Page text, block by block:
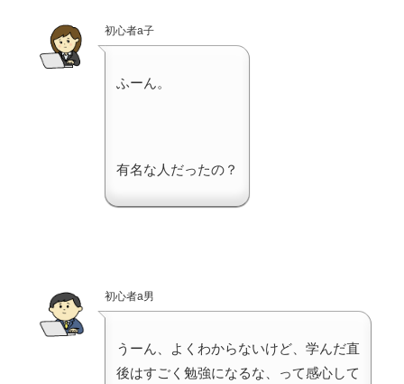
初心者a子
ふーん。
有名な人だったの？
初心者a男
うーん、よくわからないけど、学んだ直
後はすごく勉強になるな、って感心して